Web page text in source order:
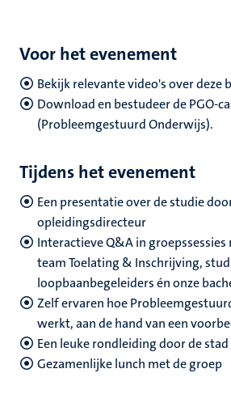
Voor het evenement
Bekijk relevante video's over deze
Download en bestudeer de PGO-
(Probleemgestuurd Onderwijs).
Tijdens het evenement
Een presentatie over de studie
opleidingsdirecteur
Interactieve Q&A in
team Toelating & Inschrijving,
loopbaanbegeleiders én onze
Zelf ervaren hoe
werkt, aan de hand van een
Een leuke rondleiding door de
Gezamenlijke lunch met de groep